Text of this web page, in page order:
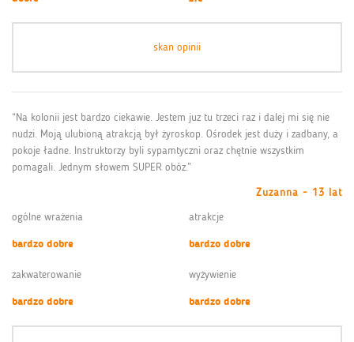
skan opinii
“Na kolonii jest bardzo ciekawie. Jestem juz tu trzeci raz i dalej mi się nie
nudzi. Moją ulubioną atrakcją był żyroskop. Ośrodek jest duży i zadbany, a
pokoje ładne. Instruktorzy byli sypamtyczni oraz chętnie wszystkim
pomagali. Jednym słowem SUPER obóz.”
Zuzanna - 13 lat
ogólne wrażenia
bardzo dobre
atrakcje
bardzo dobre
zakwaterowanie
bardzo dobre
wyżywienie
bardzo dobre